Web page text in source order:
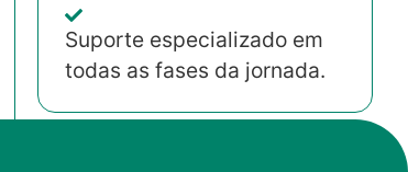
Suporte especializado em
todas as fases da jornada.